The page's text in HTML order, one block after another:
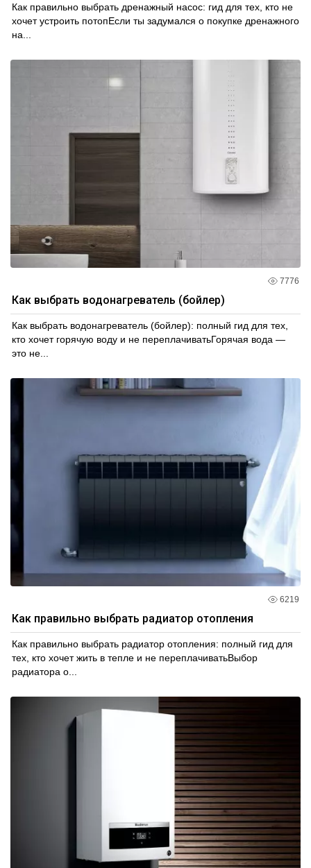
Как правильно выбрать дренажный насос: гид для тех, кто не
хочет устроить потопЕсли ты задумался о покупке дренажного
на...
7776
Как выбрать водонагреватель (бойлер)
Как выбрать водонагреватель (бойлер): полный гид для тех,
кто хочет горячую воду и не переплачиватьГорячая вода —
это не...
6219
Как правильно выбрать радиатор отопления
Как правильно выбрать радиатор отопления: полный гид для
тех, кто хочет жить в тепле и не переплачиватьВыбор
радиатора о...